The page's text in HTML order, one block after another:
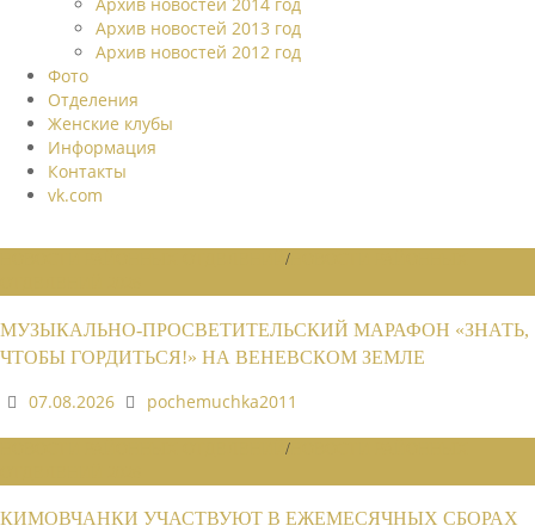
Архив новостей 2013 год
Архив новостей 2012 год
Фото
Отделения
Женские клубы
Информация
Контакты
vk.com
/
МУЗЫКАЛЬНО-ПРОСВЕТИТЕЛЬСКИЙ МАРАФОН «ЗНАТЬ,
ЧТОБЫ ГОРДИТЬСЯ!» НА ВЕНЕВСКОМ ЗЕМЛЕ
07.08.2026
pochemuchka2011
/
КИМОВЧАНКИ УЧАСТВУЮТ В ЕЖЕМЕСЯЧНЫХ СБОРАХ